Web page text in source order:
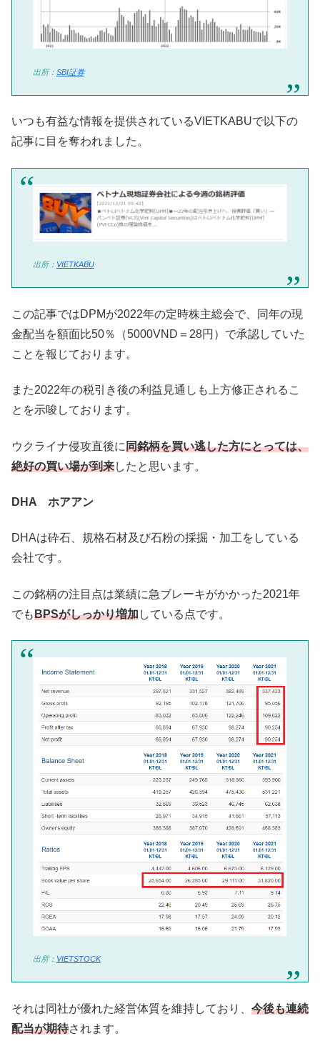
出所： SBI証券
いつも有益な情報を提供されているVIETKABUで以下の
記事に目を奪われました。
出所： VIETKABU
この記事ではDPMが2022年の定時株主総会で、同年の現
金配当を額面比50％（5000VND＝28円）で承認していた
ことを報じております。
また2022年の税引き後の利益見通しも上方修正されるこ
とを示唆しております。
ウクライナ侵攻直後に同銘柄を買い逃した方にとっては、
絶好の買い場が到来したと思います。
DHA ホアアン
DHAは砕石、規格石材及び石粉の採掘・加工をしている
会社です。
この銘柄の注目点は業績に急ブレーキがかかった2021年
でもBPSがしっかり増加している点です。
出所： VIETSTOCK
それは同社が優れた経営体質を維持しており、 今後も連続
配当が期待されます。